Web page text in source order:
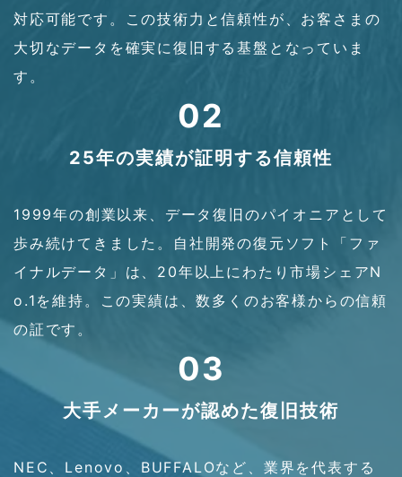
対応可能です。この技術力と信頼性が、お客さまの
大切なデータを確実に復旧する基盤となっていま
す。
02
25年の実績が証明する信頼性
1999年の創業以来、データ復旧のパイオニアとして
歩み続けてきました。自社開発の復元ソフト「ファ
イナルデータ」は、20年以上にわたり市場シェアN
o.1を維持。この実績は、数多くのお客様からの信頼
の証です。
03
大手メーカーが認めた復旧技術
NEC、Lenovo、BUFFALOなど、業界を代表する